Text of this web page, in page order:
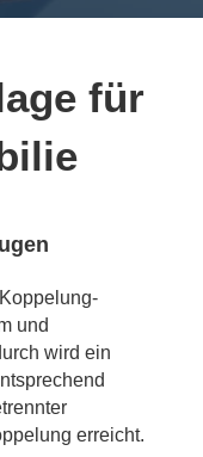
für
und
wird ein
erreicht.